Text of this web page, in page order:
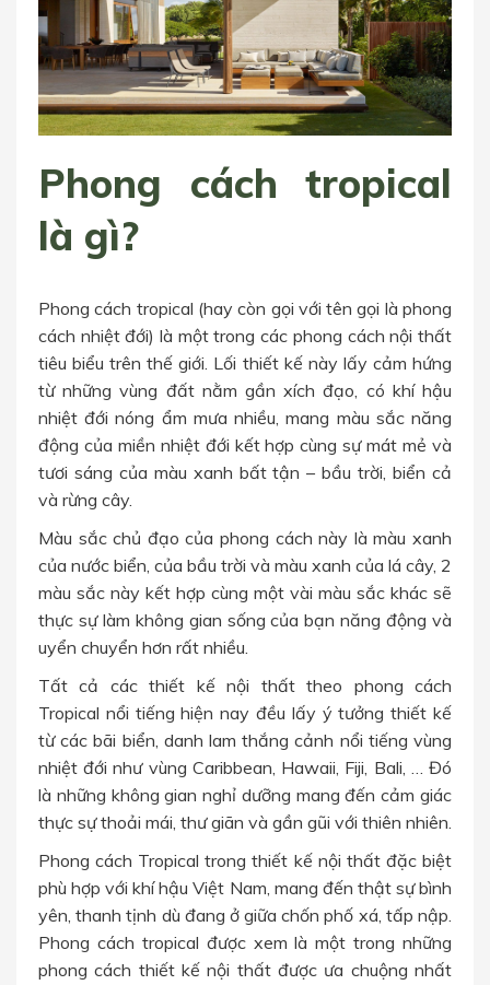
Phong cách tropical
là gì?
Phong cách tropical (hay còn gọi với tên gọi là phong
cách nhiệt đới) là một trong các phong cách nội thất
tiêu biểu trên thế giới. Lối thiết kế này lấy cảm hứng
từ những vùng đất nằm gần xích đạo, có khí hậu
nhiệt đới nóng ẩm mưa nhiều, mang màu sắc năng
động của miền nhiệt đới kết hợp cùng sự mát mẻ và
tươi sáng của màu xanh bất tận – bầu trời, biển cả
và rừng cây.
Màu sắc chủ đạo của phong cách này là màu xanh
của nước biển, của bầu trời và màu xanh của lá cây, 2
màu sắc này kết hợp cùng một vài màu sắc khác sẽ
thực sự làm không gian sống của bạn năng động và
uyển chuyển hơn rất nhiều.
Tất cả các thiết kế nội thất theo phong cách
Tropical nổi tiếng hiện nay đều lấy ý tưởng thiết kế
từ các bãi biển, danh lam thắng cảnh nổi tiếng vùng
nhiệt đới như vùng Caribbean, Hawaii, Fiji, Bali, … Đó
là những không gian nghỉ dưỡng mang đến cảm giác
thực sự thoải mái, thư giãn và gần gũi với thiên nhiên.
Phong cách Tropical trong thiết kế nội thất đặc biệt
phù hợp với khí hậu Việt Nam, mang đến thật sự bình
yên, thanh tịnh dù đang ở giữa chốn phố xá, tấp nập.
Phong cách tropical được xem là một trong những
phong cách thiết kế nội thất được ưa chuộng nhất